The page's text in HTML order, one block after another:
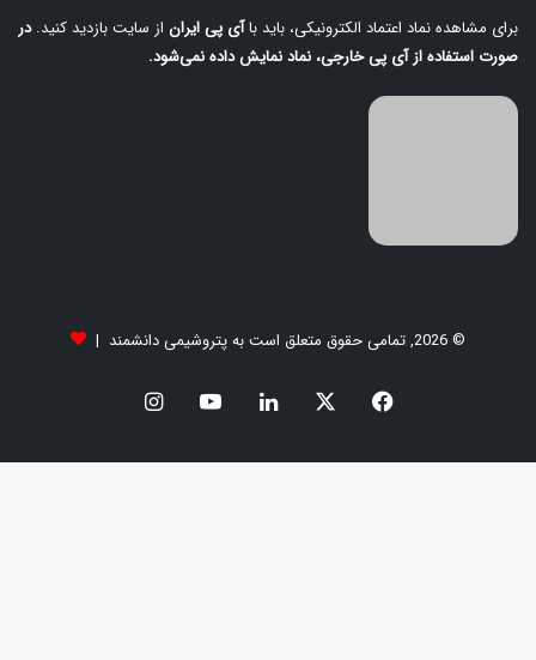
برای مشاهده نماد اعتماد الکترونیکی، باید باآی‌ پی ایران از سایت بازدید کنید.در
صورت استفاده از آی‌ پی خارجی، نماد نمایش داده نمی‌شود.
© 2026, تمامی حقوق متعلق است به پتروشیمی دانشمند |